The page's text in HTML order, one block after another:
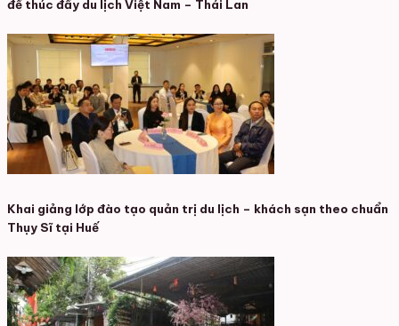
để thúc đẩy du lịch Việt Nam – Thái Lan
Khai giảng lớp đào tạo quản trị du lịch – khách sạn theo chuẩn
Thụy Sĩ tại Huế